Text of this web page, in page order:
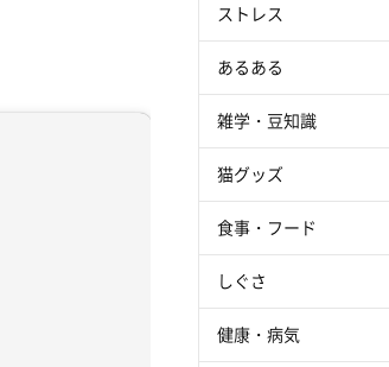
ストレス
あるある
雑学・豆知識
猫グッズ
食事・フード
しぐさ
健康・病気